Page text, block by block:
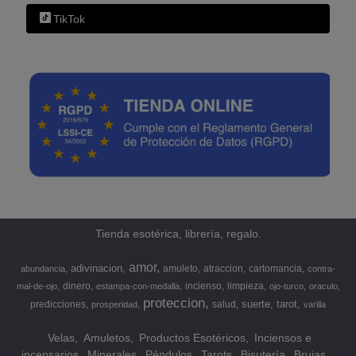
TikTok
Tienda esotérica, librería, regalo.
abundancia adivinacion amor amuleto atraccion cartomancia
contra-
mal-de-ojo
dinero estampa-con-medalla incienso limpieza ojo-turco oraculo
predicciones prosperidad proteccion salud suerte tarot varilla
Velas Amuletos Productos Esotéricos
Inciensos e